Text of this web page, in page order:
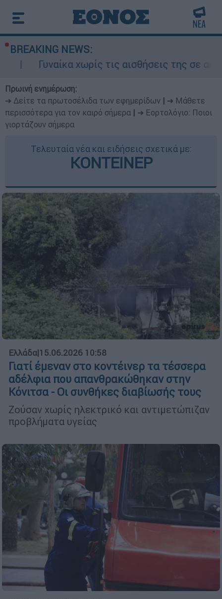
BREAKING NEWS:
χωρίς τις αισθήσεις της σε ακάλυπτο
Πρωινή ενημέρωση:
➔ Δείτε τα πρωτοσέλιδα των εφημερίδων
➔ Μάθετε
περισσότερα για τον καιρό σήμερα
➔ Εορτολόγιο: Ποιοι
γιορτάζουν σήμερα
Τελευταία νέα και ειδήσεις σχετικά με:
ΚΟΝΤΕΙΝΕΡ
Ελλάδα|15.06.2026 10:58
Γιατί έμεναν στο κοντέινερ τα τέσσερα
αδέλφια που απανθρακώθηκαν στην
Κόνιτσα - Οι συνθήκες διαβίωσής τους
Ζούσαν χωρίς ηλεκτρικό και αντιμετώπιζαν
προβλήματα υγείας